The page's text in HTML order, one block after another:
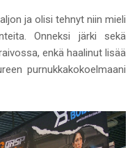
ja olisi tehnyt niin mieli
Onneksi järki sekä
enkä haalinut lisää
purnukkakokoelmaani